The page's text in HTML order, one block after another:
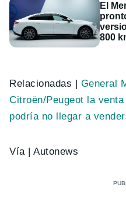
El
800
Relacionadas | General
Citroën/Peugeot la
podría no llegar a
Vía | Autonews